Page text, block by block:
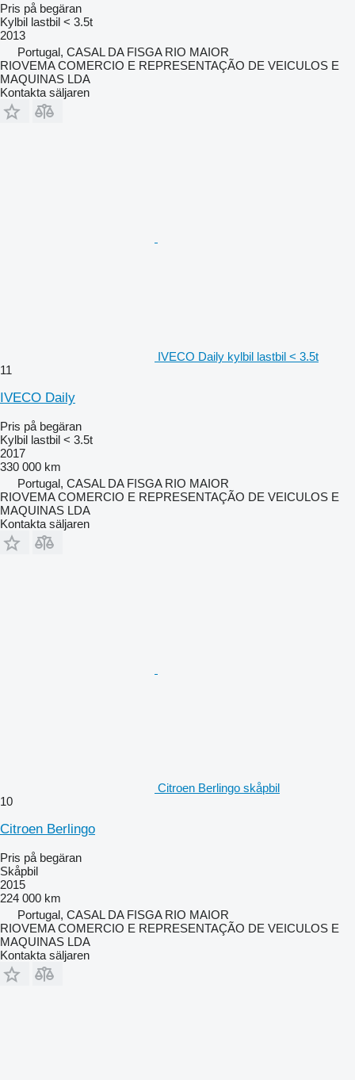
Pris på begäran
Kylbil lastbil < 3.5t
2013
Portugal, CASAL DA FISGA RIO MAIOR
RIOVEMA COMERCIO E REPRESENTAÇÃO DE VEICULOS E
MAQUINAS LDA
Kontakta säljaren
IVECO Daily kylbil lastbil < 3.5t
11
IVECO Daily
Pris på begäran
Kylbil lastbil < 3.5t
2017
330 000 km
Portugal, CASAL DA FISGA RIO MAIOR
RIOVEMA COMERCIO E REPRESENTAÇÃO DE VEICULOS E
MAQUINAS LDA
Kontakta säljaren
Citroen Berlingo skåpbil
10
Citroen Berlingo
Pris på begäran
Skåpbil
2015
224 000 km
Portugal, CASAL DA FISGA RIO MAIOR
RIOVEMA COMERCIO E REPRESENTAÇÃO DE VEICULOS E
MAQUINAS LDA
Kontakta säljaren